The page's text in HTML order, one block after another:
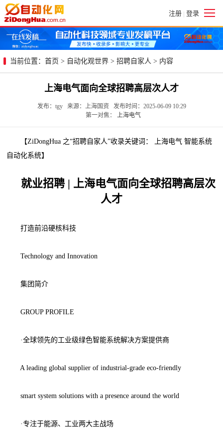
注册 | 登录
当前位置： 首页 > 自动化观世界 > 招聘自家人 > 内容
上海电气面向全球招聘高层次人才
发布：tgy 来源：上海国资 发布时间：2025-06-09 10:29
第一对焦：
上海电气
【ZiDongHua 之“招聘自家人”收录关键词： 上海电气 智能系统
自动化系统】
就业招聘 | 上海电气面向全球招聘高层次
人才
打造前沿硬核科技
Technology and Innovation
集团简介
GROUP PROFILE
·全球领先的工业级绿色智能系统解决方案提供商
A leading global supplier of industrial-grade eco-friendly
smart system solutions with a presence around the world
·专注于能源、工业两大主战场